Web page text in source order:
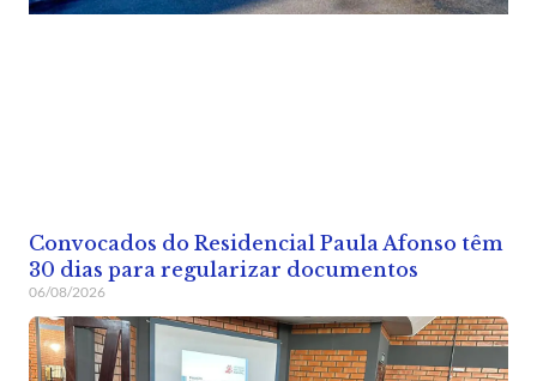
Convocados do Residencial Paula Afonso têm
30 dias para regularizar documentos
06/08/2026